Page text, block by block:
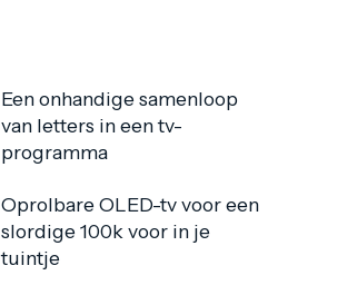
Een onhandige samenloop
van letters in een tv-
programma
Oprolbare OLED-tv voor een
slordige 100k voor in je
tuintje